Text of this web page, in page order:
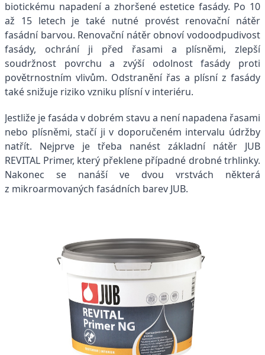
biotickému napadení a zhoršené estetice fasády. Po 10
až 15 letech je také nutné provést renovační nátěr
fasádní barvou. Renovační nátěr obnoví vodoodpudivost
fasády, ochrání ji před řasami a plísněmi, zlepší
soudržnost povrchu a zvýší odolnost fasády proti
povětrnostním vlivům. Odstranění řas a plísní z fasády
také snižuje riziko vzniku plísní v interiéru.
Jestliže je fasáda v dobrém stavu a není napadena řasami
nebo plísněmi, stačí ji v doporučeném intervalu údržby
natřít. Nejprve je třeba nanést základní nátěr JUB
REVITAL Primer, který překlene případné drobné trhlinky.
Nakonec se nanáší ve dvou vrstvách některá
z mikroarmovaných fasádních barev JUB.